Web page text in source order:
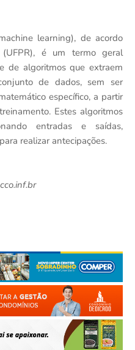
learning), de acordo
é um termo geral
de algoritmos que extraem
de dados, sem ser
específico, a partir
Estes algoritmos
entradas e saídas,
realizar antecipações.